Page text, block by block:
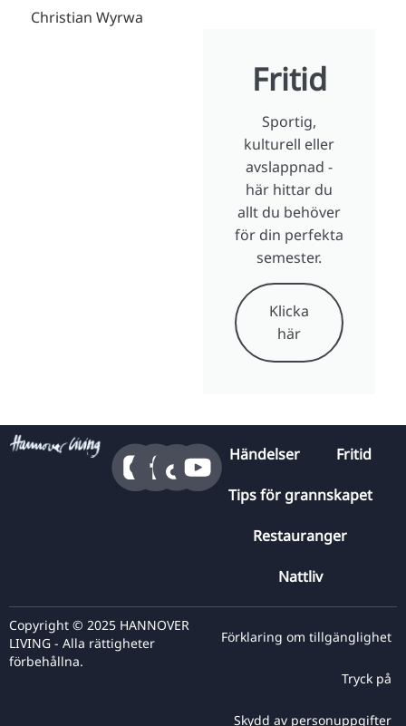
Christian Wyrwa
Fritid
Sportig,
kulturell eller
avslappnad -
här hittar du
allt du behöver
för din perfekta
semester.
Klicka
här
Händelser Fritid
Tips för grannskapet
Restauranger
Nattliv
Copyright © 2025 HANNOVER
LIVING - Alla rättigheter
förbehållna.
Förklaring om tillgänglighet
Tryck på
Skydd av personuppgifter